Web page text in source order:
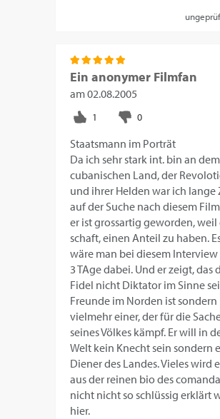
Ein anonymer Filmfan
am02.08.2005
Staatsmann im Porträt
Da ich sehr stark int. bin an dem
cubanischen Land, der
und ihrer Helden war ich lange
auf der Suche nach diesem
er ist grossartig geworden, weil
schaft, einen Anteil zu haben.
wäre man bei diesem
3 TAge dabei. Und er zeigt, das
Fidel nicht Diktator im Sinne
Freunde im Norden ist sondern
vielmehr einer, der für die
seines Völkes kämpf. Er will in
Welt kein Knecht sein sondern
Diener des Landes. Vieles wird
aus der reinen bio des
nicht nicht so schlüssig erklärt
hier.